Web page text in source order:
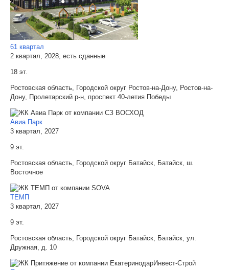
61 квартал
2 квартал, 2028, есть сданные
18 эт.
Ростовская область, Городской округ Ростов-на-Дону, Ростов-на-
Дону, Пролетарский р-н, проспект 40-летия Победы
Авиа Парк
3 квартал, 2027
9 эт.
Ростовская область, Городской округ Батайск, Батайск, ш.
Восточное
ТЕМП
3 квартал, 2027
9 эт.
Ростовская область, Городской округ Батайск, Батайск, ул.
Дружная, д. 10